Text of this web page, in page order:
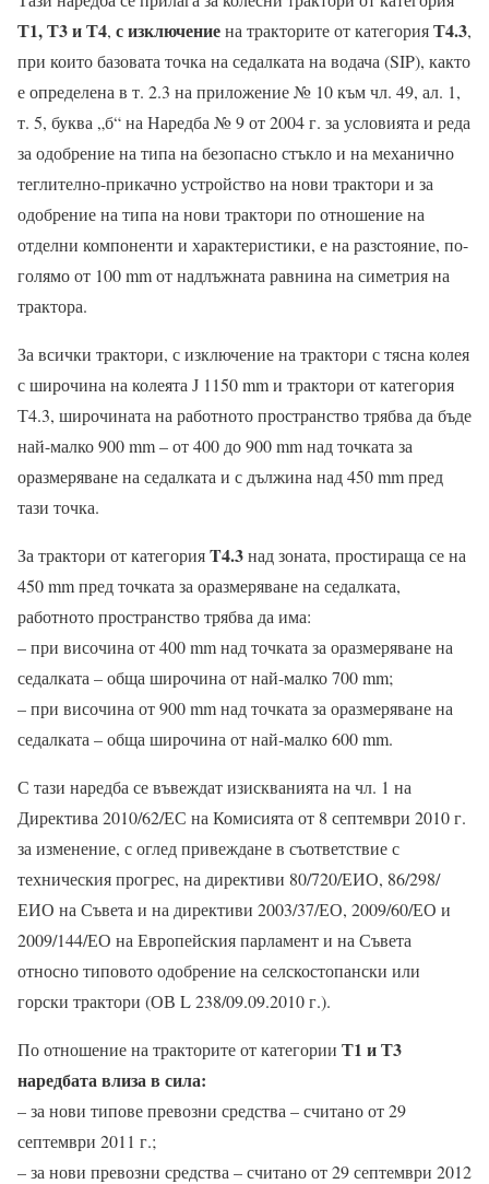
Т1, Т3 и Т4, с изключениена тракторите от категорияТ4.3,
при които базовата точка на седалката на водача (SIP), както
е определена в т. 2.3 на приложение № 10 към чл. 49, ал. 1,
т. 5, буква „б“ на Наредба № 9 от 2004 г. за условията и реда
за одобрение на типа на безопасно стъкло и на механично
теглително-прикачно устройство на нови трактори и за
одобрение на типа на нови трактори по отношение на
отделни компоненти и характеристики, е на разстояние, по-
голямо от 100 mm от надлъжната равнина на симетрия на
трактора.
За всички трактори, с изключение на трактори с тясна колея
с широчина на колеята Ј 1150 mm и трактори от категория
Т4.3, широчината на работното пространство трябва да бъде
най-малко 900 mm – от 400 до 900 mm над точката за
оразмеряване на седалката и с дължина над 450 mm пред
тази точка.
За трактори от категорияT4.3над зоната, простираща се на
450 mm пред точката за оразмеряване на седалката,
работното пространство трябва да има:
– при височина от 400 mm над точката за оразмеряване на
седалката – обща широчина от най-малко 700 mm;
– при височина от 900 mm над точката за оразмеряване на
седалката – обща широчина от най-малко 600 mm.
С тази наредба се въвеждат изискванията на чл. 1 на
Директива 2010/62/ЕС на Комисията от 8 септември 2010 г.
за изменение, с оглед привеждане в съответствие с
техническия прогрес, на директиви 80/720/ЕИО, 86/298/
ЕИО на Съвета и на директиви 2003/37/ЕО, 2009/60/ЕО и
2009/144/ЕО на Европейския парламент и на Съвета
относно типовото одобрение на селскостопански или
горски трактори (ОВ L 238/09.09.2010 г.).
По отношение на тракторите от категории Т1 и Т3
наредбата влиза в сила:
– за нови типове превозни средства – считано от 29
септември 2011 г.;
– за нови превозни средства – считано от 29 септември 2012